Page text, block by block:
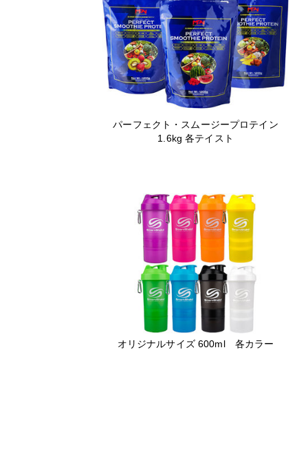
パーフェクト・スムージープロテイン
1.6kg 各テイスト
オリジナルサイズ 600ml 各カラー